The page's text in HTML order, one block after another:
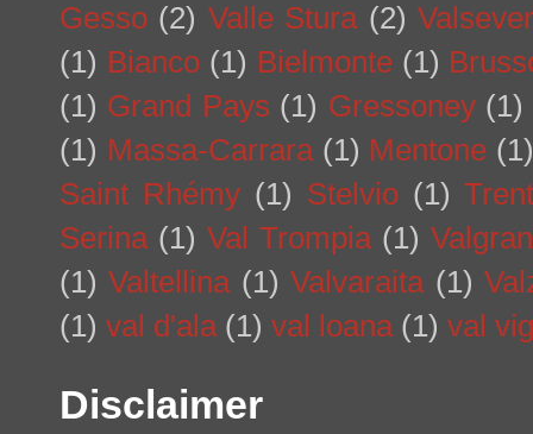
Gesso (2) Valle Stura (2)
(1) Bianco (1) Bielmonte (1)
(1) Grand Pays (1) Gressoney (1)
(1) Massa-Carrara (1) Mentone
Saint Rhémy (1) Stelvio (1)
Serina (1) Val Trompia (1)
(1) Valtellina (1) Valvaraita (1)
(1) val d'ala (1) val loana (1) val
Disclaimer